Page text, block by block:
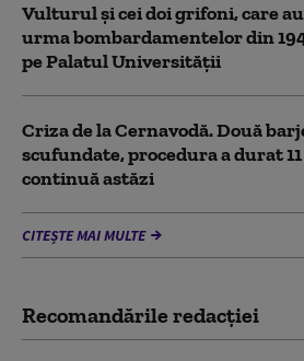
Vulturul şi cei doi grifoni, care
urma bombardamentelor din
pe Palatul Universității
Criza de la Cernavodă. Două
scufundate, procedura a durat
continuă astăzi
CITEȘTE MAI MULTE
Recomandările redacţiei